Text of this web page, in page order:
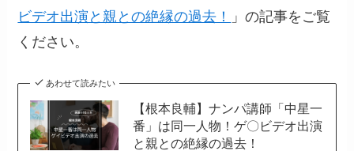
ビデオ出演と親との絶縁の過去！
」の記事をご覧
ください。
あわせて読みたい
【根本良輔】ナンパ講師「中星一
番」は同一人物！ゲ〇ビデオ出演
と親との絶縁の過去！